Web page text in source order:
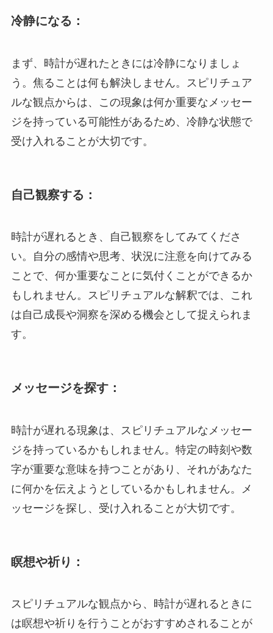
冷静になる：
まず、時計が遅れたときには冷静になりましょ
う。焦ることは何も解決しません。スピリチュア
ルな観点からは、この現象は何か重要なメッセー
ジを持っている可能性があるため、冷静な状態で
受け入れることが大切です。
自己観察する：
時計が遅れるとき、自己観察をしてみてくださ
い。自分の感情や思考、状況に注意を向けてみる
ことで、何か重要なことに気付くことができるか
もしれません。スピリチュアルな解釈では、これ
は自己成長や洞察を深める機会として捉えられま
す。
メッセージを探す：
時計が遅れる現象は、スピリチュアルなメッセー
ジを持っているかもしれません。特定の時刻や数
字が重要な意味を持つことがあり、それがあなた
に何かを伝えようとしているかもしれません。メ
ッセージを探し、受け入れることが大切です。
瞑想や祈り：
スピリチュアルな観点から、時計が遅れるときに
は瞑想や祈りを行うことがおすすめされることが